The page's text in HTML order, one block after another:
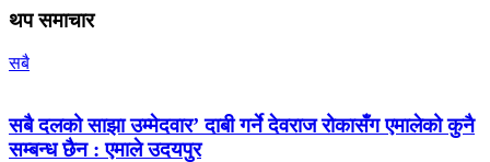
थप समाचार
सबै
सबै दलको साझा उम्मेदवार’ दाबी गर्ने देवराज रोकासँग एमालेको कुनै
सम्बन्ध छैन : एमाले उदयपुर